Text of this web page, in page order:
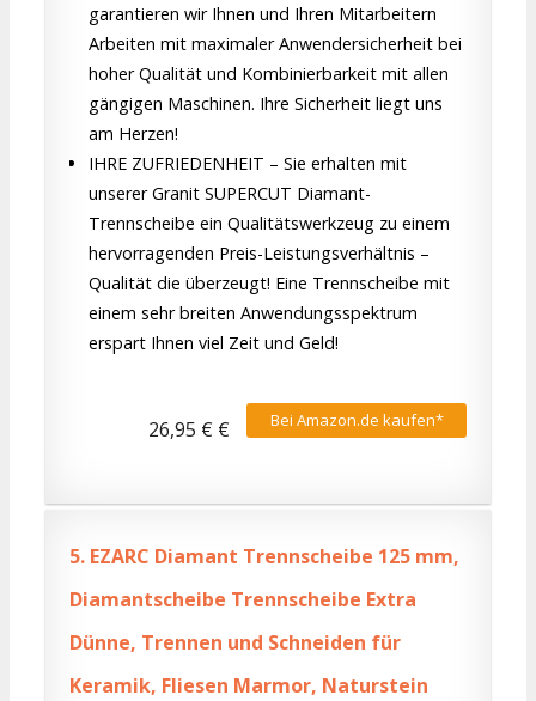
garantieren wir Ihnen und Ihren Mitarbeitern
Arbeiten mit maximaler Anwendersicherheit bei
hoher Qualität und Kombinierbarkeit mit allen
gängigen Maschinen. Ihre Sicherheit liegt uns
am Herzen!
IHRE ZUFRIEDENHEIT – Sie erhalten mit
unserer Granit SUPERCUT Diamant-
Trennscheibe ein Qualitätswerkzeug zu einem
hervorragenden Preis-Leistungsverhältnis –
Qualität die überzeugt! Eine Trennscheibe mit
einem sehr breiten Anwendungsspektrum
erspart Ihnen viel Zeit und Geld!
Bei Amazon.de kaufen*
26,95 € €
5. EZARC Diamant Trennscheibe 125 mm,
Diamantscheibe Trennscheibe Extra
Dünne, Trennen und Schneiden für
Keramik, Fliesen Marmor, Naturstein